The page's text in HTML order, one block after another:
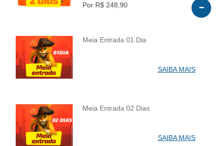
Por R$ 248,90
INFO
Meia Entrada 01 Dia
SAIBA MAIS
INFO
Meia Entrada 02 Dias
SAIBA MAIS